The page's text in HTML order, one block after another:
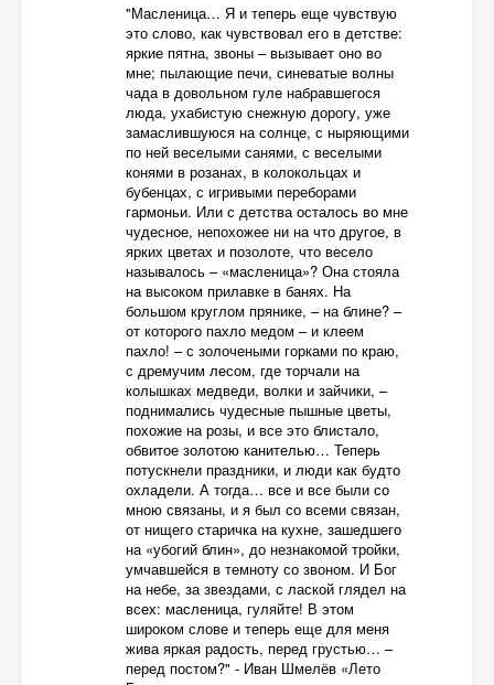
"Масленица… Я и теперь еще чувствую
это слово, как чувствовал его в детстве:
яркие пятна, звоны – вызывает оно во
мне; пылающие печи, синеватые волны
чада в довольном гуле набравшегося
люда, ухабистую снежную дорогу, уже
замаслившуюся на солнце, с ныряющими
по ней веселыми санями, с веселыми
конями в розанах, в колокольцах и
бубенцах, с игривыми переборами
гармоньи. Или с детства осталось во мне
чудесное, непохожее ни на что другое, в
ярких цветах и позолоте, что весело
называлось – «масленица»? Она стояла
на высоком прилавке в банях. На
большом круглом прянике, – на блине? –
от которого пахло медом – и клеем
пахло! – с золочеными горками по краю,
с дремучим лесом, где торчали на
колышках медведи, волки и зайчики, –
поднимались чудесные пышные цветы,
похожие на розы, и все это блистало,
обвитое золотою канителью… Теперь
потускнели праздники, и люди как будто
охладели. А тогда… все и все были со
мною связаны, и я был со всеми связан,
от нищего старичка на кухне, зашедшего
на «убогий блин», до незнакомой тройки,
умчавшейся в темноту со звоном. И Бог
на небе, за звездами, с лаской глядел на
всех: масленица, гуляйте! В этом
широком слове и теперь еще для меня
жива яркая радость, перед грустью… –
перед постом?" - Иван Шмелёв «Лето